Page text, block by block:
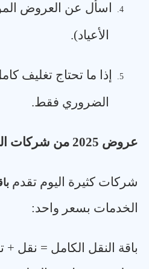
4.
اسأل عن العروض
الأعياد).
5.
إذا ما تحتاج تغليف
الضروري فقط.
عروض 2025 من شركات النقل الكويتية
شركات كثيرة اليوم تقدم
الخدمات بسعر واحد:
باقة النقل الكامل = نقل